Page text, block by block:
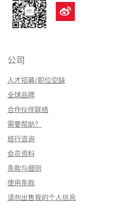
公司
人才招募/职位空缺
全球品牌
合作伙伴联络
需要帮助？
旅行咨询
会员资料
条款与细则
使用条款
请勿出售我的个人信息